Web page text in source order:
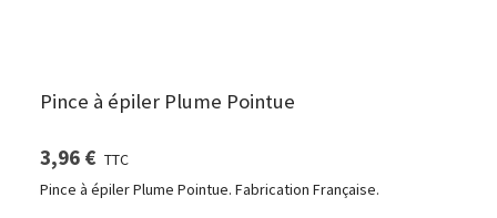
Pince à épiler Plume Pointue
3,96 € TTC
Pince à épiler Plume Pointue. Fabrication Française.